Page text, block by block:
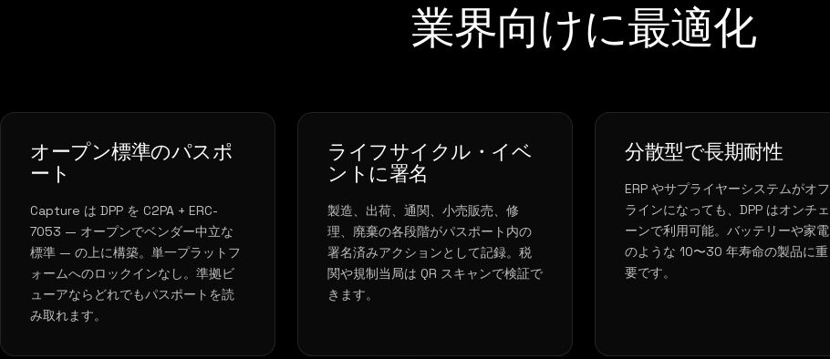
業界向けに最適化
オープン標準のパスポ
ート
Capture は DPP を C2PA + ERC-
7053 — オープンでベンダー中立な
標準 — の上に構築。単一プラットフ
ォームへのロックインなし。準拠ビ
ューアならどれでもパスポートを読
み取れます。
ライフサイクル・イベ
ントに署名
製造、出荷、通関、小売販売、修
理、廃棄の各段階がパスポート内の
署名済みアクションとして記録。税
関や規制当局は QR スキャンで検証で
きます。
分散型で長期耐性
ERP やサプライヤーシステムがオフ
ラインになっても、DPP はオンチェ
ーンで利用可能。バッテリーや家電
のような 10〜30 年寿命の製品に重
要です。